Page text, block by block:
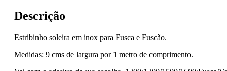
Descrição
Estribinho soleira em inox para Fusca e Fuscão.
Medidas: 9 cms de largura por 1 metro de comprimento.